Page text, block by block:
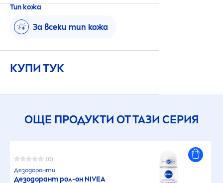
Тип кожа
За всеки тип кожа
КУПИ ТУК
ОЩЕ ПРОДУКТИ ОТ ТАЗИ СЕРИЯ
(0)
Дезодоранти
Дезодорант рол-он NIVEA